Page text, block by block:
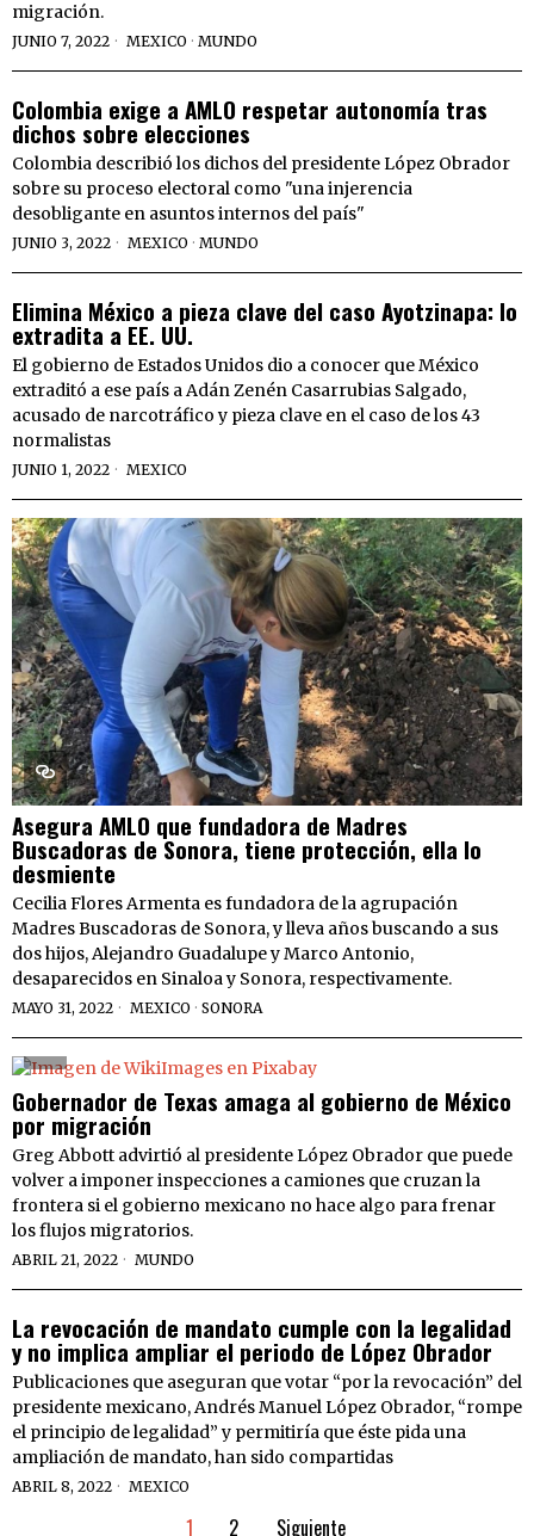
migración.
JUNIO 7, 2022 MEXICO · MUNDO
Colombia exige a AMLO respetar autonomía tras
dichos sobre elecciones
Colombia describió los dichos del presidente López Obrador
sobre su proceso electoral como "una injerencia
desobligante en asuntos internos del país"
JUNIO 3, 2022 MEXICO · MUNDO
Elimina México a pieza clave del caso Ayotzinapa: lo
extradita a EE. UU.
El gobierno de Estados Unidos dio a conocer que México
extraditó a ese país a Adán Zenén Casarrubias Salgado,
acusado de narcotráfico y pieza clave en el caso de los 43
normalistas
JUNIO 1, 2022 MEXICO
Asegura AMLO que fundadora de Madres
Buscadoras de Sonora, tiene protección, ella lo
desmiente
Cecilia Flores Armenta es fundadora de la agrupación
Madres Buscadoras de Sonora, y lleva años buscando a sus
dos hijos, Alejandro Guadalupe y Marco Antonio,
desaparecidos en Sinaloa y Sonora, respectivamente.
MAYO 31, 2022 MEXICO · SONORA
Gobernador de Texas amaga al gobierno de México
por migración
Greg Abbott advirtió al presidente López Obrador que puede
volver a imponer inspecciones a camiones que cruzan la
frontera si el gobierno mexicano no hace algo para frenar
los flujos migratorios.
ABRIL 21, 2022 MUNDO
La revocación de mandato cumple con la legalidad
y no implica ampliar el periodo de López Obrador
Publicaciones que aseguran que votar “por la revocación” del
presidente mexicano, Andrés Manuel López Obrador, “rompe
el principio de legalidad” y permitiría que éste pida una
ampliación de mandato, han sido compartidas
ABRIL 8, 2022 MEXICO
1 2 Siguiente